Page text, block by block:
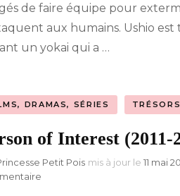
de faire équipe pour
aux humains. Ushio
un yokai qui a …
DRAMAS, SÉRIES
of Interest (2011-
Petit Pois mis à jour le 11 mai